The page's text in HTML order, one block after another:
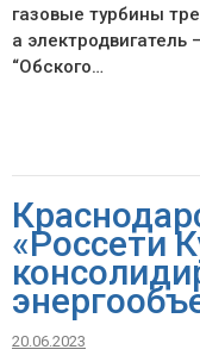
газовые турбины
а
“Обского…
«Россети
20.06.2023